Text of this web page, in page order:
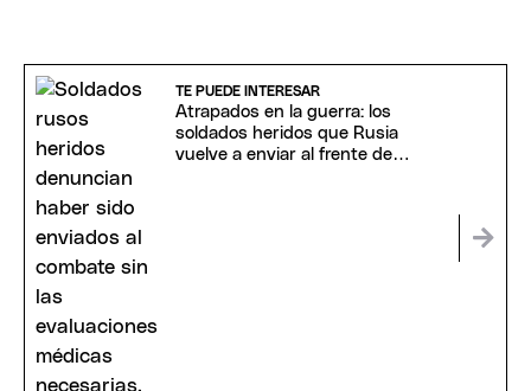
TE PUEDE INTERESAR
Atrapados en la guerra: los
soldados heridos que Rusia
vuelve a enviar al frente de